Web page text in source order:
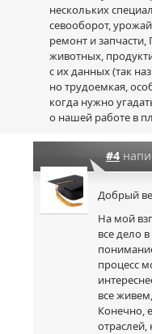
нескольких
севооборот,
ремонт и
животных,
с их данных (так
но трудоемкая,
когда нужно
о нашей работе в
#4
Добрый
На мой
все дело
процесс
все
Конечно,
отраслей,